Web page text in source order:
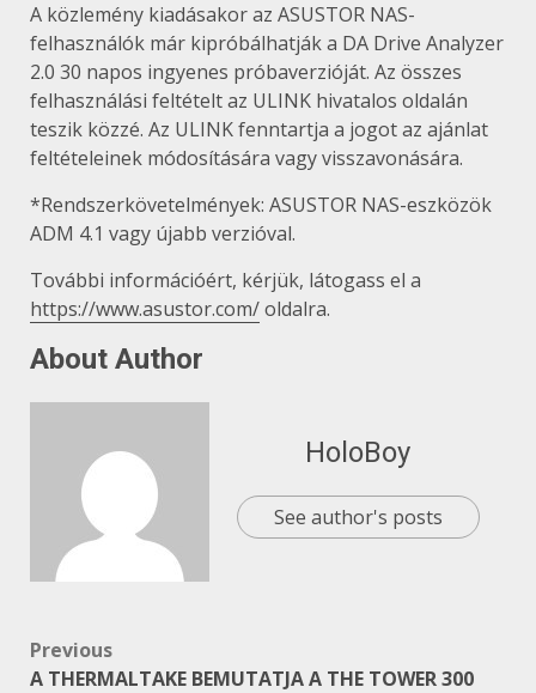
A közlemény kiadásakor az ASUSTOR NAS-
felhasználók már kipróbálhatják a DA Drive Analyzer
2.0 30 napos ingyenes próbaverzióját. Az összes
felhasználási feltételt az ULINK hivatalos oldalán
teszik közzé. Az ULINK fenntartja a jogot az ajánlat
feltételeinek módosítására vagy visszavonására.
*Rendszerkövetelmények: ASUSTOR NAS-eszközök
ADM 4.1 vagy újabb verzióval.
További információért, kérjük, látogass el a
https://www.asustor.com/oldalra.
About Author
HoloBoy
See author's posts
Post
Previous
A THERMALTAKE BEMUTATJA A THE TOWER 300